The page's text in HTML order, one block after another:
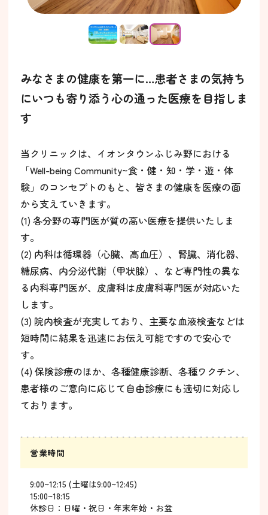
みなさまの健康を第一に…患者さまの気持ち
にいつも寄り添う心の通った医療を目指しま
す
当クリニックは、イオンタウンふじみ野における
「Well-being Community~食・健・知・学・遊・体
験」のコンセプトのもと、皆さまの健康を医療の面
から支えていきます。
(1) 各分野の専門医が質の高い医療を提供いたしま
す。
(2) 内科は循環器（心臓、高血圧）、腎臓、消化器、
糖尿病、内分泌代謝（甲状腺）、など専門性の異な
る内科専門医が、皮膚科は皮膚科専門医が対応いた
します。
(3) 院内検査が充実しており、主要な血液検査などは
短時間に結果を迅速にお伝え可能ですので安心で
す。
(4) 保険診療のほか、各種健康診断、各種ワクチン、
患者様のご意向に応じて自由診療にも適切に対応し
ております。
営業時間
9:00~12:15 (土曜は9:00~12:45)
15:00~18:15
休診日：日曜・祝日・年末年始・お盆